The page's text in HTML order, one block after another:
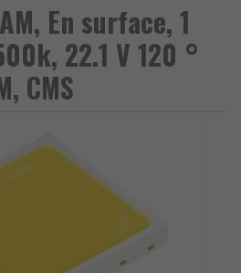
En surface, 1
22.1 V 120 °
CMS